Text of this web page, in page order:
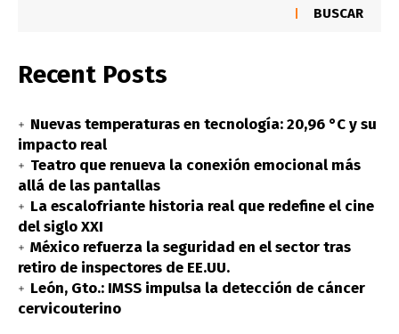
BUSCAR
Recent Posts
Nuevas temperaturas en tecnología: 20,96 °C y su
impacto real
Teatro que renueva la conexión emocional más
allá de las pantallas
La escalofriante historia real que redefine el cine
del siglo XXI
México refuerza la seguridad en el sector tras
retiro de inspectores de EE.UU.
León, Gto.: IMSS impulsa la detección de cáncer
cervicouterino